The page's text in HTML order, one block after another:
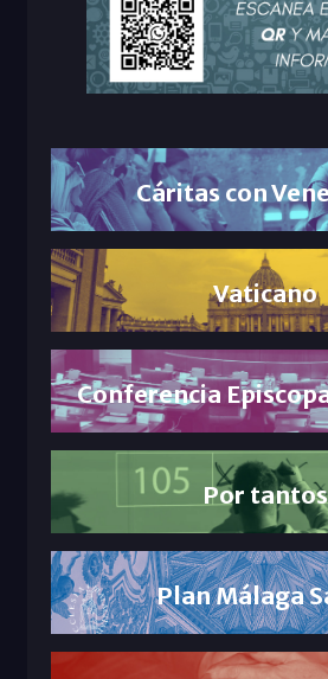
Cáritas con
Vaticano
Conferencia
Por tantos
Plan Málaga